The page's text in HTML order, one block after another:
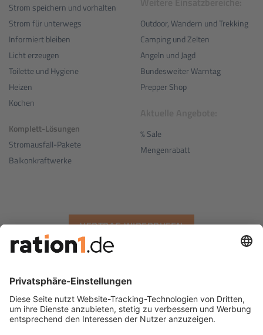
Strom speichern und vorhalten
Strom für unterwegs
Informiert bleiben
Licht erzeugen
Toilette und Hygiene
Heizen
Kochen
Komplett-Lösungen
Stromausfall-Pakete
Balkonkraftwerke
Outdoor, Wandern und Trekking
Camping und Zelten
Angeln und Jagd
Bundesweiter Warntag
Prepper Shop
% Sale
Mengenrabatt
VERTRAG WIDERRUFEN
Wir versenden mit
-
-